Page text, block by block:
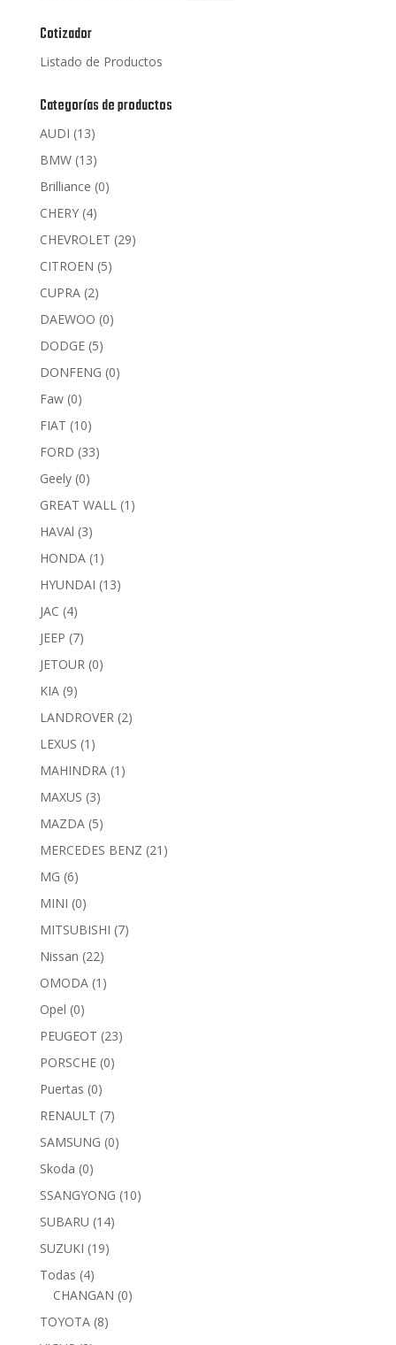
Cotizador
Listado de Productos
Categorías de productos
AUDI (13)
BMW (13)
Brilliance (0)
CHERY (4)
CHEVROLET (29)
CITROEN (5)
CUPRA (2)
DAEWOO (0)
DODGE (5)
DONFENG (0)
Faw (0)
FIAT (10)
FORD (33)
Geely (0)
GREAT WALL (1)
HAVAl (3)
HONDA (1)
HYUNDAI (13)
JAC (4)
JEEP (7)
JETOUR (0)
KIA (9)
LANDROVER (2)
LEXUS (1)
MAHINDRA (1)
MAXUS (3)
MAZDA (5)
MERCEDES BENZ (21)
MG (6)
MINI (0)
MITSUBISHI (7)
Nissan (22)
OMODA (1)
Opel (0)
PEUGEOT (23)
PORSCHE (0)
Puertas (0)
RENAULT (7)
SAMSUNG (0)
Skoda (0)
SSANGYONG (10)
SUBARU (14)
SUZUKI (19)
Todas (4)
CHANGAN (0)
TOYOTA (8)